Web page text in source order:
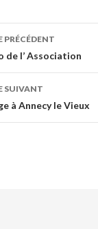
PRÉCÉDENT
de l’ Association
SUIVANT
à Annecy le Vieux